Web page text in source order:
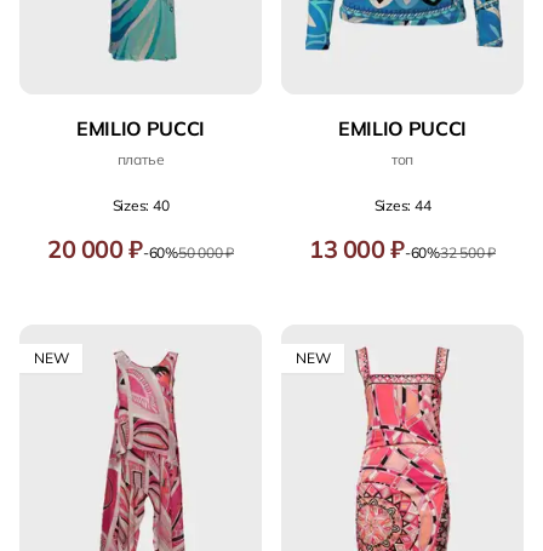
EMILIO PUCCI
платье
Sizes: 40
20 000 ₽-60%50 000 ₽
EMILIO PUCCI
топ
Sizes: 44
13 000 ₽-60%32 500 ₽
NEW NEW